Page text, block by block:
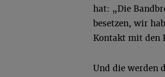
hat: „Die
besetzen, wir
Kontakt mit den
Und die werden